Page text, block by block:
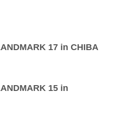
17 in CHIBA
15 in